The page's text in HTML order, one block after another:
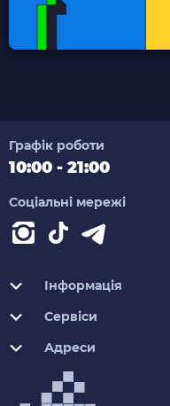
Графік роботи
10:00 - 21:00
Соціальні мережі
Інформація
Сервіси
Адреси